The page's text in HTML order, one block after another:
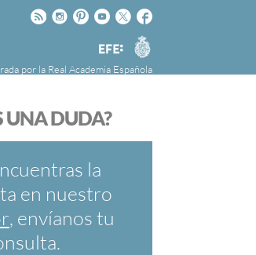
Facebook
Twitter
Youtube
Pinteres
Instagram
Rss
Agencia
EFE
por la Real Academia Española
fundación patrocinada por
con el buen uso del
de comunicación y en
UNA DUDA?
la
en nuestro
, envíanos tu